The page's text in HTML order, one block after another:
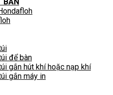
để bàn
gắn hút khí hoặc nạp khí
gắn máy in